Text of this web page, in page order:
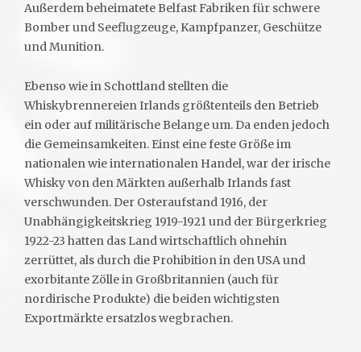
Außerdem beheimatete Belfast Fabriken für schwere
Bomber und Seeflugzeuge, Kampfpanzer, Geschütze
und Munition.
Ebenso wie in Schottland stellten die
Whiskybrennereien Irlands größtenteils den Betrieb
ein oder auf militärische Belange um. Da enden jedoch
die Gemeinsamkeiten. Einst eine feste Größe im
nationalen wie internationalen Handel, war der irische
Whisky von den Märkten außerhalb Irlands fast
verschwunden. Der Osteraufstand 1916, der
Unabhängigkeitskrieg 1919-1921 und der Bürgerkrieg
1922-23 hatten das Land wirtschaftlich ohnehin
zerrüttet, als durch die Prohibition in den USA und
exorbitante Zölle in Großbritannien (auch für
nordirische Produkte) die beiden wichtigsten
Exportmärkte ersatzlos wegbrachen.